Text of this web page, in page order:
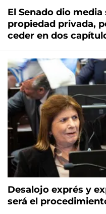
El Senado dio
propiedad privada,
ceder en dos
Desalojo exprés y
será el